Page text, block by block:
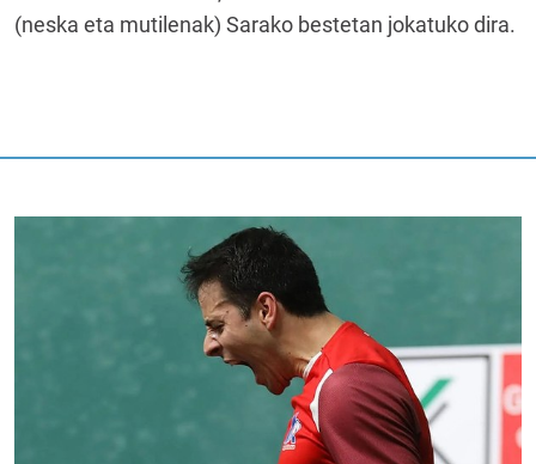
(neska eta mutilenak) Sarako bestetan jokatuko dira.